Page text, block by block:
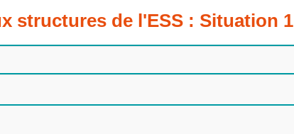
structures de l'ESS : Situation 1